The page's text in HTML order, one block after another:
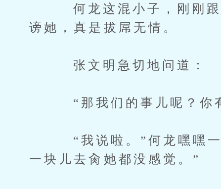
何龙这混小子，刚刚跟
谤她，真是拔屌无情。
张文明急切地问道：
“那我们的事儿呢？你有
“我说啦。”何龙嘿嘿一
一块儿去肏她都没感觉。”